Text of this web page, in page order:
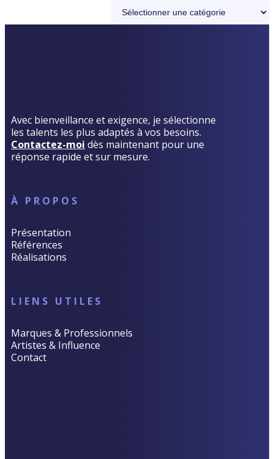
Avec bienveillance et exigence, je sélectionne
les talents les plus adaptés à vos besoins.
Contactez-moi dès maintenant pour une
réponse rapide et sur mesure.
À PROPOS
Présentation
Références
Réalisations
LIENS UTILES
Marques & Professionnels
Artistes & Influence
Contact